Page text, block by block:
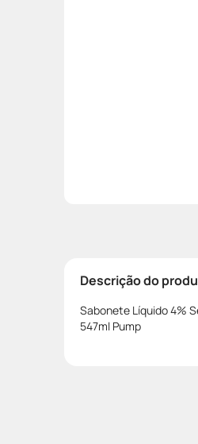
Descrição do
Sabonete Líquido 4%
547ml Pump